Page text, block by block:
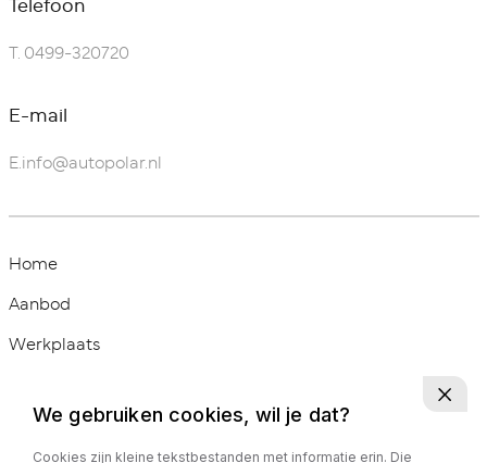
Telefoon
T. 0499-320720
E-mail
E.info@autopolar.nl
Home
Aanbod
Werkplaats
Over ons
We gebruiken cookies, wil je dat?
Cookies zijn kleine tekstbestanden met informatie erin. Die